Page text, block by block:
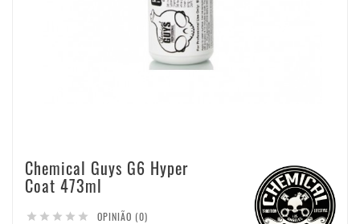
Chemical Guys G6 Hyper
Coat 473ml
     OPINIÃO (0)